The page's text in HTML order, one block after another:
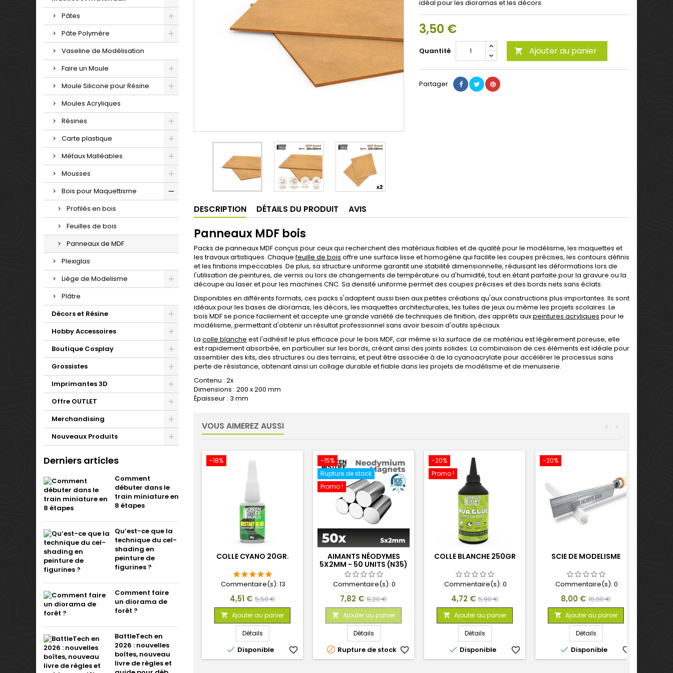
Pâtes
Pâte Polymère
Vaseline de Modélisation
Faire un Moule
Moule Silicone pour Résine
Moules Acryliques
Résines
Carte plastique
Métaux Malléables
Mousses
Bois pour Maquettisme
Profilés en bois
Feuilles de bois
Panneaux de MDF
Plexiglas
Liège de Modelisme
Plâtre
Décors et Résine
Hobby Accessoires
Boutique Cosplay
Grossistes
Imprimantes 3D
Offre OUTLET
Merchandising
Nouveaux Produits
Derniers articles
Comment
débuter dans le
train miniature en
8 étapes
Qu’est-ce que la
technique du cel-
shading en
peinture de
figurines ?
Comment faire
un diorama de
forêt ?
BattleTech en
2026 : nouvelles
boîtes, nouveau
livre de règles et
idéal pour les dioramas et les décors.
3,50 €
Quantité  Ajouter au panier
Partager
DESCRIPTION DÉTAILS DU PRODUIT AVIS
Panneaux MDF bois
Packs de panneaux MDF conçus pour ceux qui recherchent des matériaux fiables et de qualité pour le modélisme, les maquettes et
les travaux artistiques. Chaquefeuille de bois offre une surface lisse et homogène qui facilite les coupes précises, les contours définis
et les finitions impeccables. De plus, sa structure uniforme garantit une stabilité dimensionnelle, réduisant les déformations lors de
l'utilisation de peintures, de vernis ou lors de changements de température ou d'humidité, tout en étant parfaite pour la gravure ou la
découpe au laser et pour les machines CNC. Sa densité uniforme permet des coupes précises et des bords nets sans éclats.
Disponibles en différents formats, ces packs s'adaptent aussi bien aux petites créations qu'aux constructions plus importantes. Ils sont
idéaux pour les bases de dioramas, les décors, les maquettes architecturales, les tuiles de jeux ou même les projets scolaires. Le
bois MDF se ponce facilement et accepte une grande variété de techniques de finition, des apprêts auxpeintures acryliques pour le
modélisme, permettant d'obtenir un résultat professionnel sans avoir besoin d'outils spéciaux.
La colle blanche est l'adhésif le plus efficace pour le bois MDF, car même si la surface de ce matériau est légèrement poreuse, elle
est rapidement absorbée, en particulier sur les bords, créant ainsi des joints solides. La combinaison de ces éléments est idéale pour
assembler des kits, des structures ou des terrains, et peut être associée à de la cyanoacrylate pour accélérer le processus sans
perte de résistance, obtenant ainsi un collage durable et fiable dans les projets de modélisme et de menuiserie.
Contenu : 2x
Dimensions : 200 x 200 mm
Épaisseur : 3 mm
VOUS AIMEREZ AUSSI >
<
-18%
COLLE CYANO 20GR.
Commentaire(s): 13
Prix
4,51 € Prix
de
base
5,50 €
 Ajouter au panier
Détails
 Disponible favorite_border
-15%
Rupture de stock
Promo !
AIMANTS NÉODYMES
5X2MM - 50 UNITS (N35)
Commentaire(s): 0
Prix
7,82 € Prix
de
base
9,20 €
 Ajouter au panier
Détails
 Rupture de stock favorite_border
-20%
Promo !
COLLE BLANCHE 250GR
Commentaire(s): 0
Prix
4,72 € Prix
de
base
5,90 €
 Ajouter au panier
Détails
 Disponible favorite_border
-20%
SCIE DE MODELISME
Commentaire(s): 0
Prix
8,00 € Prix
de
base
10,00 €
 Ajouter au panier
Détails
 Disponible favorite_border